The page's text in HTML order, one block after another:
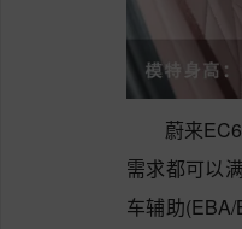
蔚来
需求都可以
车辅助